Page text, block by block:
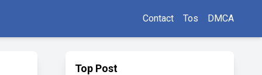
Contact Tos DMCA
Top Post